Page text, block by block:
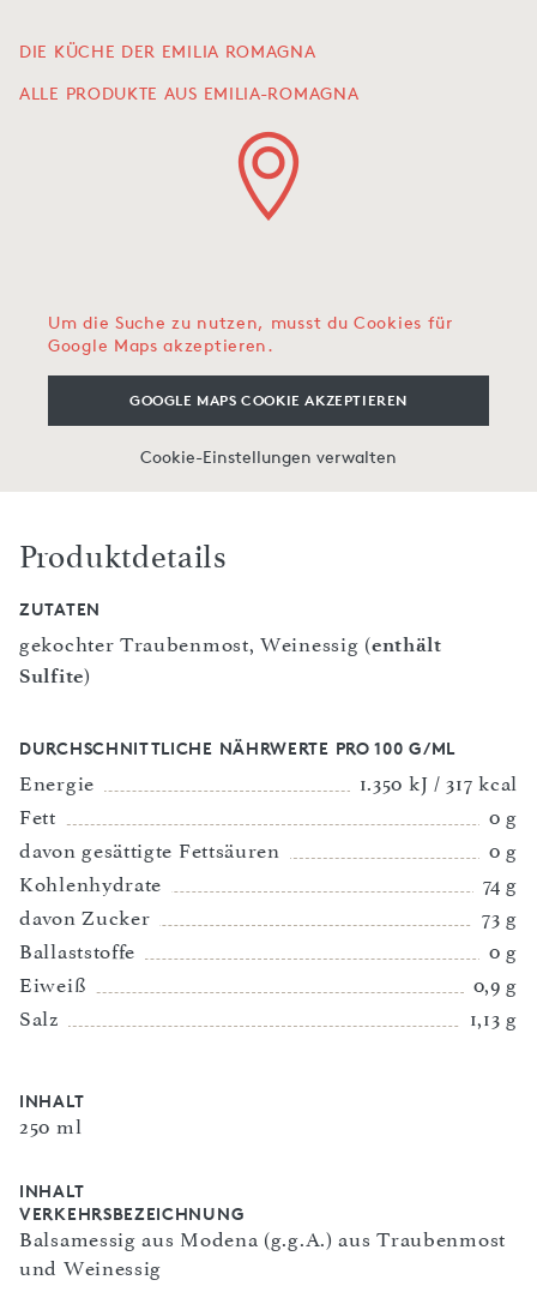
DIE KÜCHE DER EMILIA ROMAGNA
ALLE PRODUKTE AUS EMILIA-ROMAGNA
Um die Suche zu nutzen, musst du Cookies für
Google Maps akzeptieren.
GOOGLE MAPS COOKIE AKZEPTIEREN
Cookie-Einstellungen verwalten
Produktdetails
ZUTATEN
gekochter Traubenmost, Weinessig (enthält
Sulfite)
DURCHSCHNITTLICHE NÄHRWERTE PRO 100 G/ML
Energie
1.350 kJ / 317 kcal
Fett
0 g
davon gesättigte Fettsäuren
0 g
Kohlenhydrate
74 g
davon Zucker
73 g
Ballaststoffe
0 g
Eiweiß
0,9 g
Salz
1,13 g
INHALT
250 ml
INHALT
VERKEHRSBEZEICHNUNG
Balsamessig aus Modena (g.g.A.) aus Traubenmost
und Weinessig